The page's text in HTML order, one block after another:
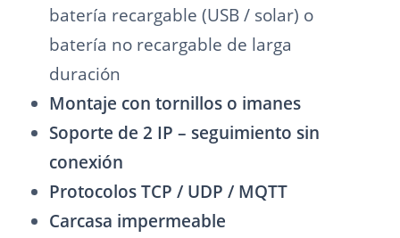
batería recargable (USB / solar) o
batería no recargable de larga
duración
Montaje con tornillos o imanes
Soporte de 2 IP – seguimiento sin
conexión
Protocolos TCP / UDP / MQTT
Carcasa impermeable